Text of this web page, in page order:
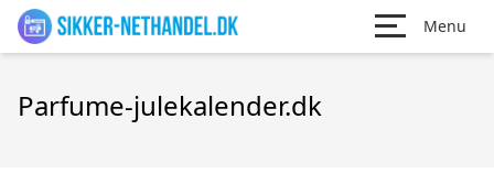
Menu
Parfume-julekalender.dk